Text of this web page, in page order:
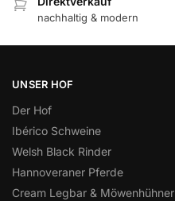
nachhaltig & modern
UNSER HOF
Der Hof
Ibérico Schweine
Welsh Black Rinder
Hannoveraner Pferde
Cream Legbar & Möwenhühner